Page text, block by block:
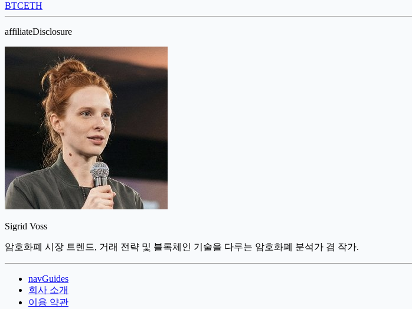
BTCETH
affiliateDisclosure
Sigrid Voss
암호화폐 시장 트렌드, 거래 전략 및 블록체인 기술을 다루는 암호화폐 분석가 겸 작가.
navGuides
회사 소개
이용 약관